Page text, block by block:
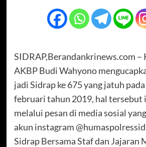
SIDRAP,Berandankrinews.com –
AKBP Budi Wahyono
jadi Sidrap ke 675 yang jatuh
februari tahun 2019, hal tersebut
melalui pesan di media sosial
akun instagram
Sidrap Bersama Staf dan Jajaran